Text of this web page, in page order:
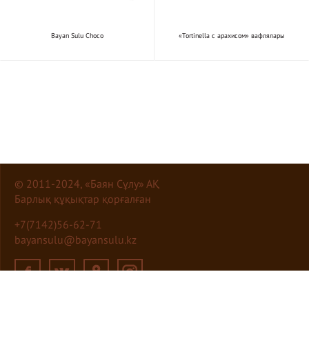
Bayan Sulu Choco «Tortinella с арахисом» вафлялары
© 2011-2024, «Баян Сұлу» АҚ
Барлық құқықтар қорғалған
+7(7142)56-62-71
bayansulu@bayansulu.kz